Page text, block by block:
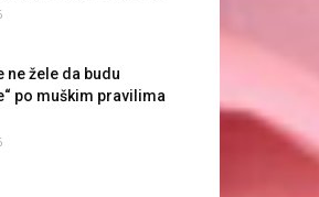
ne žele da budu
po muškim pravilima